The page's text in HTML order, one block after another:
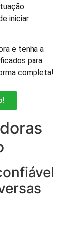
iniciar
e tenha a
para
completa!